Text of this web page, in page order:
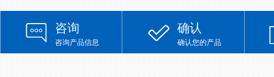
咨询
咨询产品信息
确认
确认您的产品